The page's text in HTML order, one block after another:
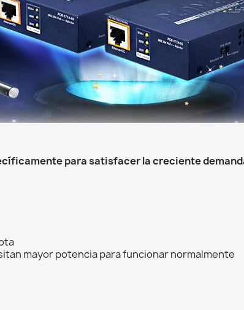
para satisfacer la creciente
mayor potencia para funcionar normalmente